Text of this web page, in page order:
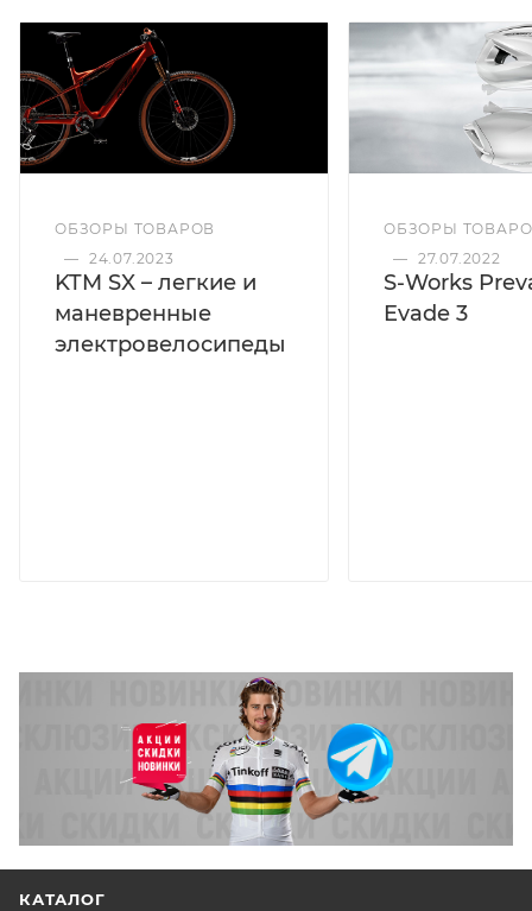
ОБЗОРЫ ТОВАРОВ
— 24.07.2023
KTM SX – легкие и
маневренные
электровелосипеды
ОБЗОРЫ
— 27.07.2022
S-Works
Evade 3
КАТАЛОГ